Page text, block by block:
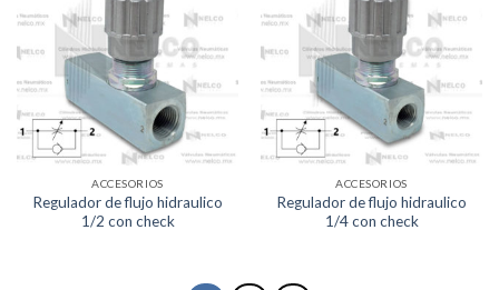
a la
Lista de
deseos
ACCESORIOS
Regulador de flujo hidraulico
1/2 con check
a la
Lista de
deseos
ACCESORIOS
Regulador de flujo hidraulico
1/4 con check